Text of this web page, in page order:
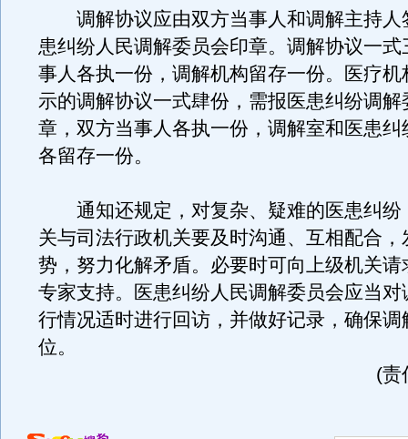
调解协议应由双方当事人和调解主持人
患纠纷人民调解委员会印章。调解协议一式
事人各执一份，调解机构留存一份。医疗机
示的调解协议一式肆份，需报医患纠纷调解
章，双方当事人各执一份，调解室和医患纠
各留存一份。
通知还规定，对复杂、疑难的医患纠纷
关与司法行政机关要及时沟通、互相配合，
势，努力化解矛盾。必要时可向上级机关请
专家支持。医患纠纷人民调解委员会应当对
行情况适时进行回访，并做好记录，确保调
位。
(责